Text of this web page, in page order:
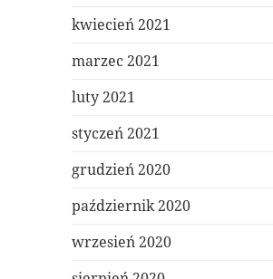
kwiecień 2021
marzec 2021
luty 2021
styczeń 2021
grudzień 2020
październik 2020
wrzesień 2020